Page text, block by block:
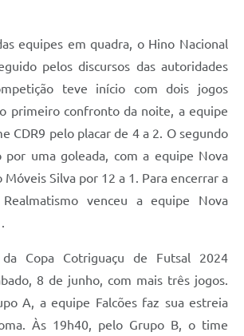
equipes em quadra, o Hino Nacional
pelos discursos das autoridades
teve início com dois jogos
primeiro confronto da noite, a equipe
CDR9 pelo placar de 4 a 2. O segundo
por uma goleada, com a equipe Nova
Silva por 12 a 1. Para encerrar a
venceu a equipe Nova
Copa Cotriguaçu de Futsal 2024
8 de junho, com mais três jogos.
A, a equipe Falcões faz sua estreia
Às 19h40, pelo Grupo B, o time